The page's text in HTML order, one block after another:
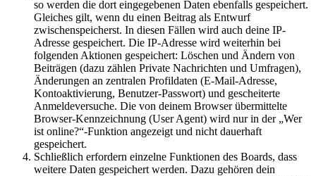
so werden die dort eingegebenen Daten ebenfalls gespeichert.
Gleiches gilt, wenn du einen Beitrag als Entwurf
zwischenspeicherst. In diesen Fällen wird auch deine IP-
Adresse gespeichert. Die IP-Adresse wird weiterhin bei
folgenden Aktionen gespeichert: Löschen und Ändern von
Beiträgen (dazu zählen Private Nachrichten und Umfragen),
Änderungen an zentralen Profildaten (E-Mail-Adresse,
Kontoaktivierung, Benutzer-Passwort) und gescheiterte
Anmeldeversuche. Die von deinem Browser übermittelte
Browser-Kennzeichnung (User Agent) wird nur in der „Wer
ist online?“-Funktion angezeigt und nicht dauerhaft
gespeichert.
Schließlich erfordern einzelne Funktionen des Boards, dass
weitere Daten gespeichert werden. Dazu gehören dein